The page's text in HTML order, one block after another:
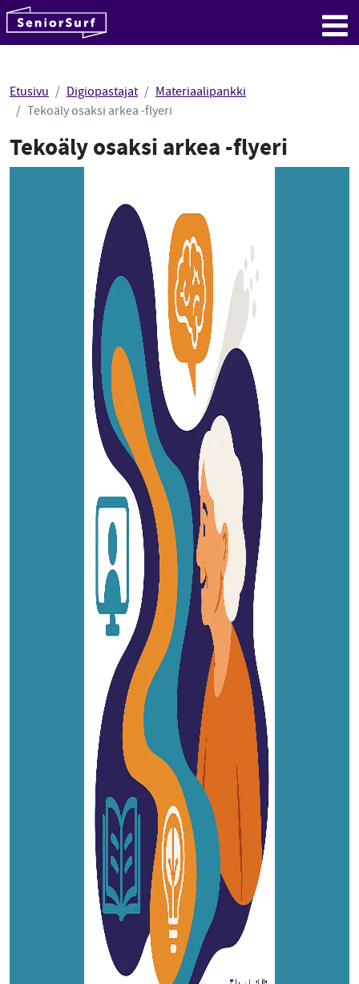
Hyppää sisältöön
Etusivu Digiopastajat
Materiaalipankki
Tekoäly osaksi arkea -flyeri
Tekoäly osaksi arkea -flyeri